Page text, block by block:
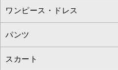
すべてのトップス
カットソー・Tシャツ
ブラウス・シャツ
ワンピース・ドレス
すべてのワンピース・ドレス
ワンピース
パンツ
すべてのパンツ
スカート